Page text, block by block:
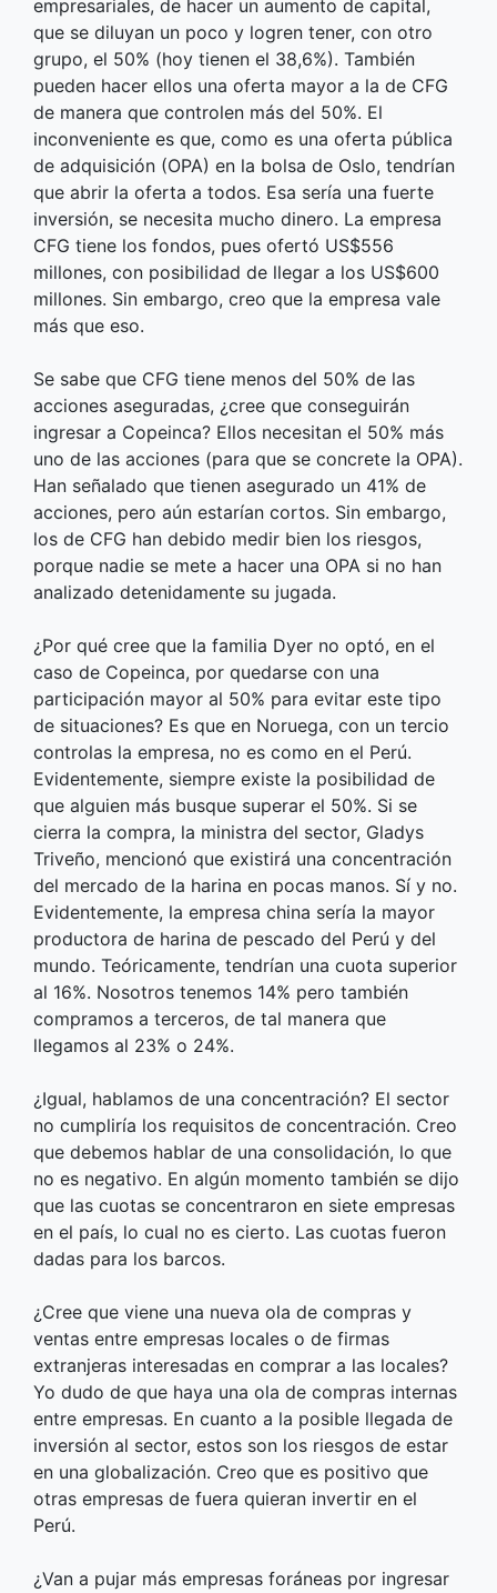
empresariales, de hacer un aumento de capital,
que se diluyan un poco y logren tener, con otro
grupo, el 50% (hoy tienen el 38,6%). También
pueden hacer ellos una oferta mayor a la de CFG
de manera que controlen más del 50%. El
inconveniente es que, como es una oferta pública
de adquisición (OPA) en la bolsa de Oslo, tendrían
que abrir la oferta a todos. Esa sería una fuerte
inversión, se necesita mucho dinero. La empresa
CFG tiene los fondos, pues ofertó US$556
millones, con posibilidad de llegar a los US$600
millones. Sin embargo, creo que la empresa vale
más que eso.
Se sabe que CFG tiene menos del 50% de las
acciones aseguradas, ¿cree que conseguirán
ingresar a Copeinca? Ellos necesitan el 50% más
uno de las acciones (para que se concrete la OPA).
Han señalado que tienen asegurado un 41% de
acciones, pero aún estarían cortos. Sin embargo,
los de CFG han debido medir bien los riesgos,
porque nadie se mete a hacer una OPA si no han
analizado detenidamente su jugada.
¿Por qué cree que la familia Dyer no optó, en el
caso de Copeinca, por quedarse con una
participación mayor al 50% para evitar este tipo
de situaciones? Es que en Noruega, con un tercio
controlas la empresa, no es como en el Perú.
Evidentemente, siempre existe la posibilidad de
que alguien más busque superar el 50%. Si se
cierra la compra, la ministra del sector, Gladys
Triveño, mencionó que existirá una concentración
del mercado de la harina en pocas manos. Sí y no.
Evidentemente, la empresa china sería la mayor
productora de harina de pescado del Perú y del
mundo. Teóricamente, tendrían una cuota superior
al 16%. Nosotros tenemos 14% pero también
compramos a terceros, de tal manera que
llegamos al 23% o 24%.
¿Igual, hablamos de una concentración? El sector
no cumpliría los requisitos de concentración. Creo
que debemos hablar de una consolidación, lo que
no es negativo. En algún momento también se dijo
que las cuotas se concentraron en siete empresas
en el país, lo cual no es cierto. Las cuotas fueron
dadas para los barcos.
¿Cree que viene una nueva ola de compras y
ventas entre empresas locales o de firmas
extranjeras interesadas en comprar a las locales?
Yo dudo de que haya una ola de compras internas
entre empresas. En cuanto a la posible llegada de
inversión al sector, estos son los riesgos de estar
en una globalización. Creo que es positivo que
otras empresas de fuera quieran invertir en el
Perú.
¿Van a pujar más empresas foráneas por ingresar